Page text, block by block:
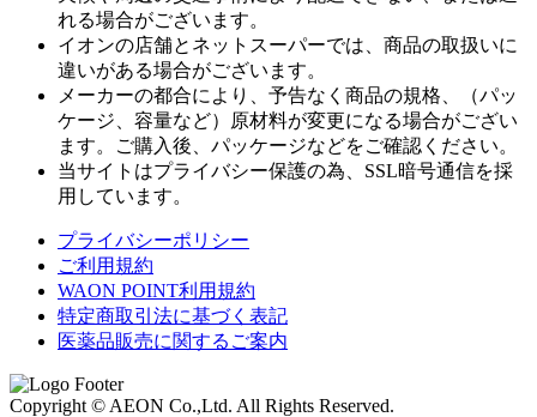
れる場合がございます。
イオンの店舗とネットスーパーでは、商品の取扱いに
違いがある場合がございます。
メーカーの都合により、予告なく商品の規格、（パッ
ケージ、容量など）原材料が変更になる場合がござい
ます。ご購入後、パッケージなどをご確認ください。
当サイトはプライバシー保護の為、SSL暗号通信を採
用しています。
プライバシーポリシー
ご利用規約
WAON POINT利用規約
特定商取引法に基づく表記
医薬品販売に関するご案内
Copyright © AEON Co.,Ltd. All Rights Reserved.